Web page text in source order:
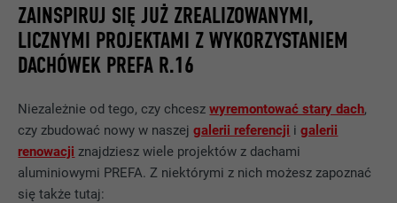
ZAINSPIRUJ SIĘ JUŻ ZREALIZOWANYMI,
LICZNYMI PROJEKTAMI Z WYKORZYSTANIEM
DACHÓWEK PREFA R.16
Niezależnie od tego, czy chceszwyremontować stary dach,
czy zbudować nowy w naszejgalerii referencji igalerii
renowacji znajdziesz wiele projektów z dachami
aluminiowymi PREFA. Z niektórymi z nich możesz zapoznać
się także tutaj: